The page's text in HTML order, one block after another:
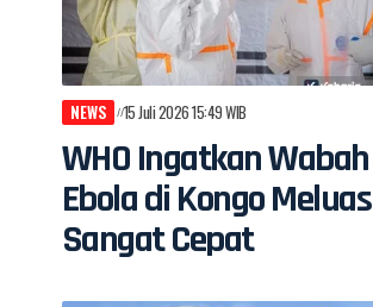
NEWS 15 Juli 2026 15:49 WIB
WHO Ingatkan Wabah
Ebola di Kongo Meluas
Sangat Cepat